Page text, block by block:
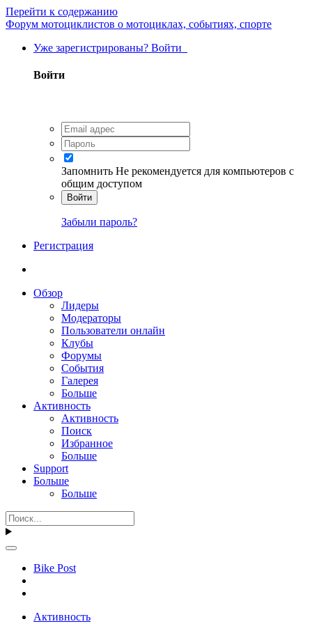
Перейти к содержанию
Форум мотоциклистов о мотоциклах, событиях, спорте
Уже зарегистрированы? Войти
Войти
Запомнить Не рекомендуется для компьютеров с
общим доступом
Войти
Забыли пароль?
Регистрация
Обзор
Лидеры
Модераторы
Пользователи онлайн
Клубы
Форумы
События
Галерея
Больше
Активность
Активность
Поиск
Избранное
Больше
Support
Больше
Больше
Bike Post
Активность